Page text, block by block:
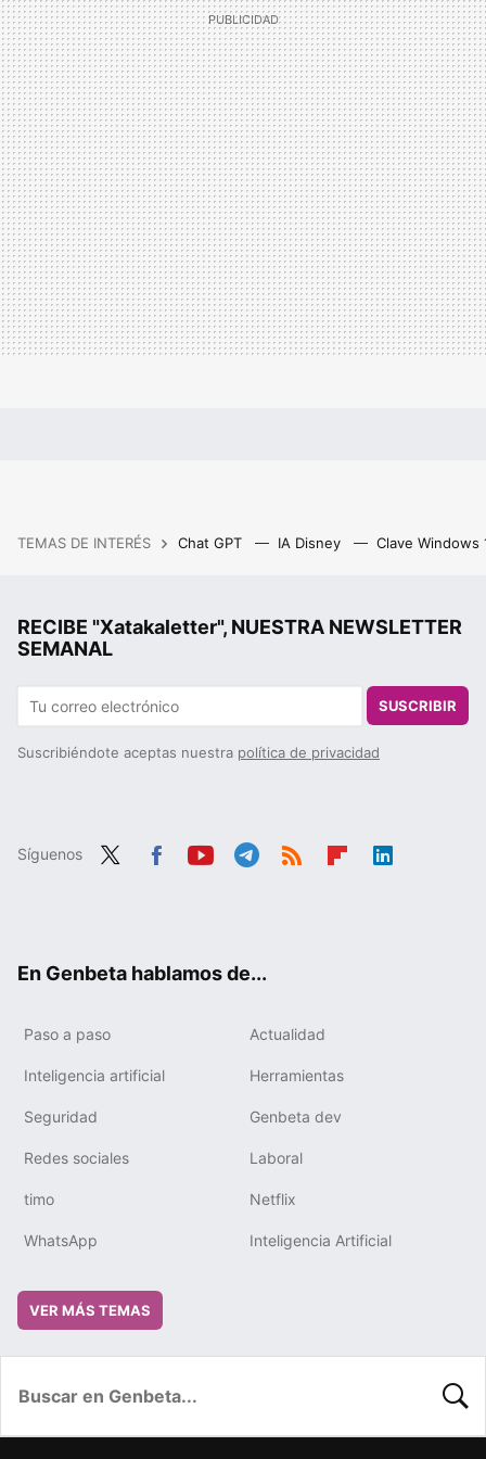
TEMAS DE INTERÉS Chat GPT IA Disney Clave Windows
RECIBE "Xatakaletter", NUESTRA NEWSLETTER
SEMANAL
SUSCRIBIR
Suscribiéndote aceptas nuestra política de privacidad
Síguenos
En Genbeta hablamos de...
Paso a paso Actualidad
Inteligencia artificial Herramientas
Seguridad Genbeta dev
Redes sociales Laboral
timo Netflix
WhatsApp Inteligencia Artificial
VER MÁS TEMAS